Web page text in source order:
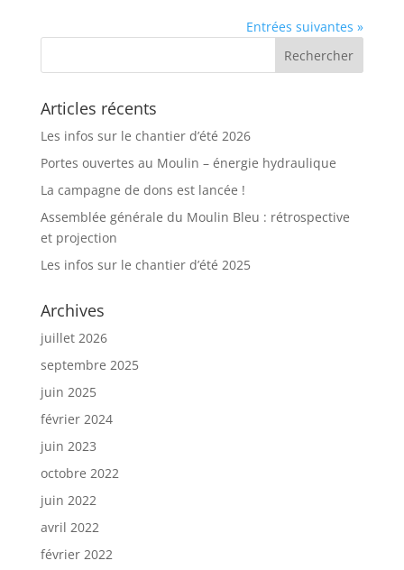
Entrées suivantes »
Articles récents
Les infos sur le chantier d’été 2026
Portes ouvertes au Moulin – énergie hydraulique
La campagne de dons est lancée !
Assemblée générale du Moulin Bleu : rétrospective
et projection
Les infos sur le chantier d’été 2025
Archives
juillet 2026
septembre 2025
juin 2025
février 2024
juin 2023
octobre 2022
juin 2022
avril 2022
février 2022